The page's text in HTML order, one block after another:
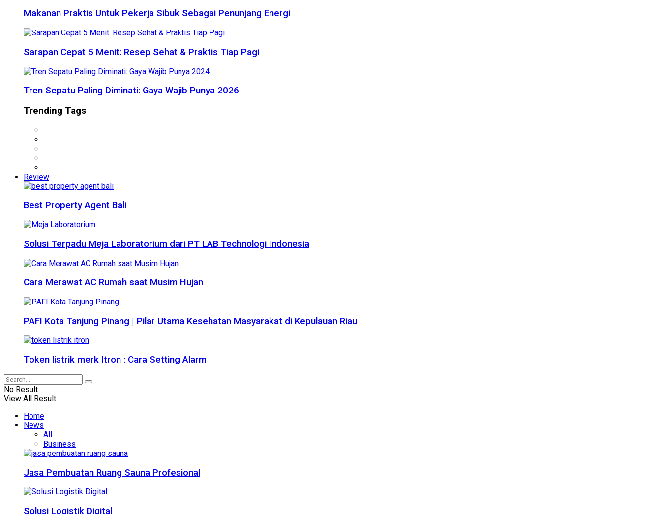
Makanan Praktis Untuk Pekerja Sibuk Sebagai Penunjang Energi
Sarapan Cepat 5 Menit: Resep Sehat & Praktis Tiap Pagi
Tren Sepatu Paling Diminati: Gaya Wajib Punya 2026
Trending Tags
Review
Best Property Agent Bali
Solusi Terpadu Meja Laboratorium dari PT LAB Technologi Indonesia
Cara Merawat AC Rumah saat Musim Hujan
PAFI Kota Tanjung Pinang | Pilar Utama Kesehatan Masyarakat di Kepulauan Riau
Token listrik merk Itron : Cara Setting Alarm
No Result
View All Result
Home
News
All
Business
Jasa Pembuatan Ruang Sauna Profesional
Solusi Logistik Digital